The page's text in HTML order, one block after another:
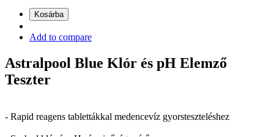
Kosárba
Add to compare
Astralpool Blue Klór és pH Elemző
Teszter
- Rapid reagens tablettákkal medencevíz gyorsteszteléshez